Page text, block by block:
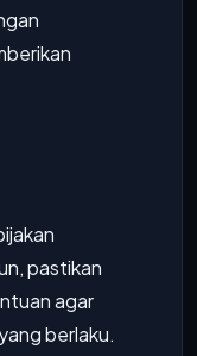
pastikan
agar
berlaku.